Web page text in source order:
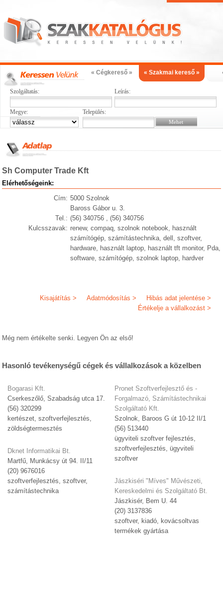
« Cégkereső » « Szakmai kereső »
Szolgáltatás: Leírás:
Megye: Település:
Sh Computer Trade Kft
Elérhetőségeink:
Cím: 5000 Szolnok
Baross Gábor u. 3.
Tel.: (56) 340756 , (56) 340756
Kulcsszavak: renew, compaq, szolnok notebook, használt
számítógép, számítástechnika, dell, szoftver,
hardware, használt laptop, használt tft monitor, Pda,
software, számítógép, szolnok laptop, hardver
Hibás adat jelentése >
Adatmódosítás >
Kisajátítás >
Értékelje a vállalkozást >
Még nem értékelte senki. Legyen Ön az első!
Hasonló tevékenységű cégek és vállalkozások a közelben
Bogarasi Kft.
Cserkeszőlő, Szabadság utca 17.
(56) 320299
kertészet, szoftverfejlesztés,
zöldségtermesztés
Dknet Informatikai Bt.
Martfű, Munkácsy út 94. II/11
(20) 9676016
szoftverfejlesztés, szoftver,
számítástechnika
Pronet Szoftverfejlesztő és -
Forgalmazó, Számítástechnikai
Szolgáltató Kft.
Szolnok, Baroos G út 10-12 II/1
(56) 513440
ügyviteli szoftver fejlesztés,
szoftverfejlesztés, ügyviteli
szoftver
Jászkiséri "Míves" Művészeti,
Kereskedelmi és Szolgáltató Bt.
Jászkisér, Bem U. 44
(20) 3137836
szoftver, kiadó, kovácsoltvas
termékek gyártása